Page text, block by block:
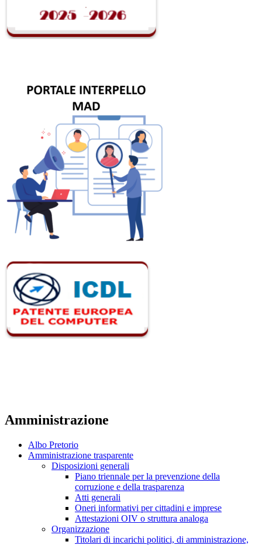
Amministrazione
Albo Pretorio
Amministrazione trasparente
Disposizioni generali
Piano triennale per la prevenzione della
corruzione e della trasparenza
Atti generali
Oneri informativi per cittadini e imprese
Attestazioni OIV o struttura analoga
Organizzazione
Titolari di incarichi politici, di amministrazione,